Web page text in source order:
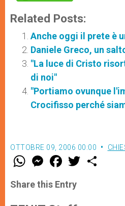
Related Posts:
Anche oggi il prete è
Daniele Greco, un
"La luce di Cristo
di noi"
"Portiamo ovunque
Crocifisso perché
OTTOBRE 09, 2006 00:00
W
t
s
M
e
s
e
F
a
e
b
w
Share this Entry